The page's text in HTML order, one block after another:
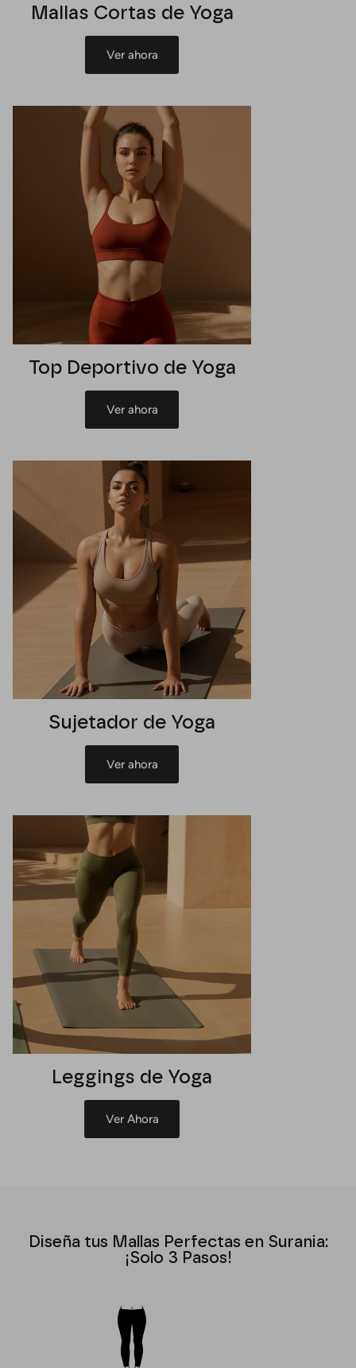
Mallas Cortas de Yoga
Ver ahora
Top Deportivo de Yoga
Ver ahora
Sujetador de Yoga
Ver ahora
Leggings de Yoga
Ver Ahora
Diseña tus Mallas Perfectas en Surania:
¡Solo 3 Pasos!